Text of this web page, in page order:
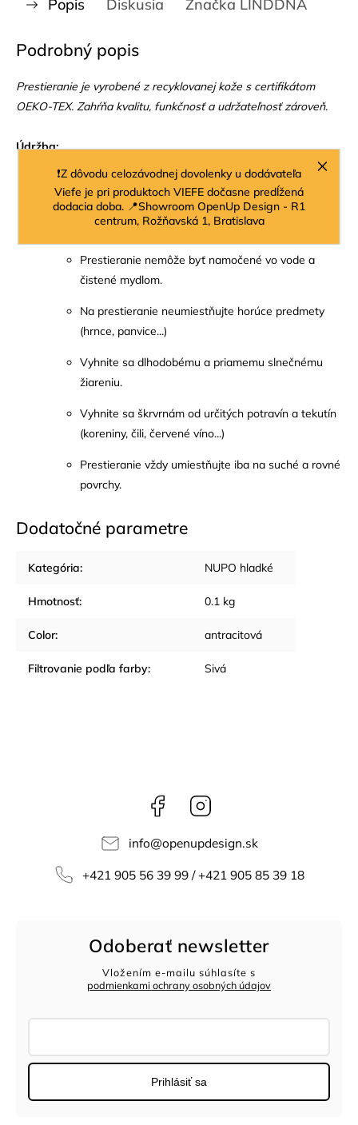
❗Z dôvodu celozávodnej dovolenky u dodávateľa
Viefe je pri produktoch VIEFE dočasne predĺžená
dodacia doba. 📍Showroom OpenUp Design - R1
centrum, Rožňavská 1, Bratislava
Popis Diskusia Značka LINDDNA
Podrobný popis
Prestieranie je vyrobené z recyklovanej kože s certifikátom
OEKO-TEX. Zahŕňa kvalitu, funkčnosť a udržateľnosť zároveň.
Údržba:
Prestieranie čistite vlhkou handričkou a čistiacim
sprejom LIND DNA Clean & Care.
Nevhodné do umývačky riadu.
Prestieranie nemôže byť namočené vo vode a
čistené mydlom.
Na prestieranie neumiestňujte horúce predmety
(hrnce, panvice...)
Vyhnite sa dlhodobému a priamemu slnečnému
žiareniu.
Vyhnite sa škrvrnám od určitých potravín a tekutín
(koreniny, čili, červené víno...)
Prestieranie vždy umiestňujte iba na suché a rovné
povrchy.
Dodatočné parametre
Kategória: NUPO hladké
Hmotnosť: 0.1 kg
Color: antracitová
Filtrovanie podľa farby: Sivá
Facebook
info@openupdesign.sk
+421 905 56 39 99 / +421 905 85 39 18
Odoberať newsletter
Vložením e-mailu súhlasíte s
podmienkami ochrany osobných údajov
Prihlásiť sa